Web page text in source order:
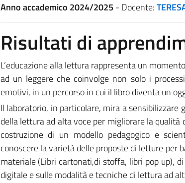
Anno accademico 2024/2025 - Docente:
Risultati di
L’educazione alla lettura rappresenta un
ad un leggere che coinvolge non solo i
emotivi, in un percorso in cui il libro diventa un
Il laboratorio, in particolare, mira a
della lettura ad alta voce per migliorare la qualità
costruzione di un modello pedagogico e
conoscere la varietà delle proposte di letture per
materiale (Libri cartonati,di stoffa, libri pop up),
digitale e sulle modalità e tecniche di lettura ad